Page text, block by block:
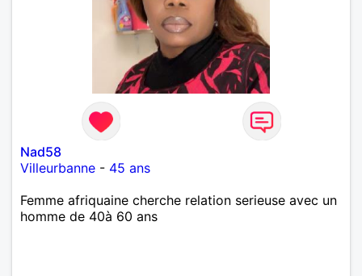
Nad58
Villeurbanne - 45 ans
Femme afriquaine cherche relation serieuse avec un
homme de 40à 60 ans